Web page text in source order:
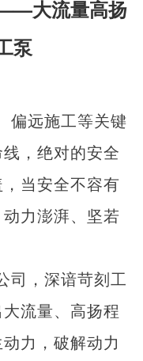
大流量高扬
泵
远施工等关键
，绝对的安全
当安全不容有
力澎湃、坚若
，深谙苛刻工
流量、高扬程
力，破解动力